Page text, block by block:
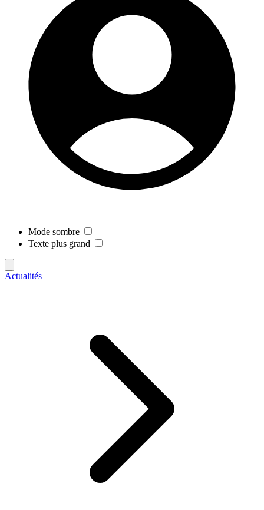
Mode sombre
Texte plus grand
Actualités